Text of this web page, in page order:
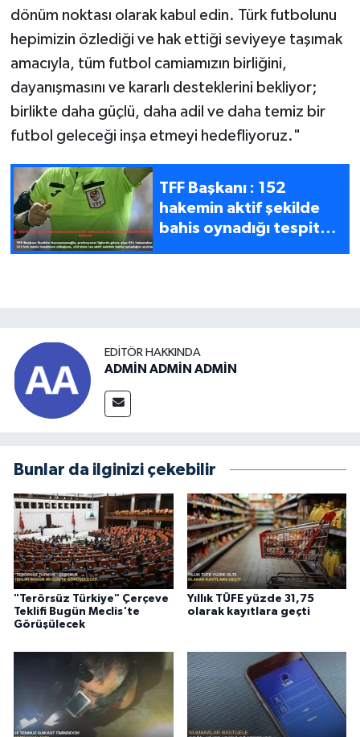
dönüm noktası olarak kabul edin. Türk futbolunu
hepimizin özlediği ve hak ettiği seviyeye taşımak
amacıyla, tüm futbol camiamızın birliğini,
dayanışmasını ve kararlı desteklerini bekliyor;
birlikte daha güçlü, daha adil ve daha temiz bir
futbol geleceği inşa etmeyi hedefliyoruz."
TFF Başkanı : 152
hakemin aktif şekilde
bahis oynadığı tespit
EDITÖR HAKKINDA
ADMİN ADMİN ADMİN
Bunlar da ilginizi çekebilir
"Terörsüz Türkiye" Çerçeve
Teklifi Bugün Meclis'te
Görüşülecek
Yıllık TÜFE yüzde 31,75
olarak kayıtlara geçti